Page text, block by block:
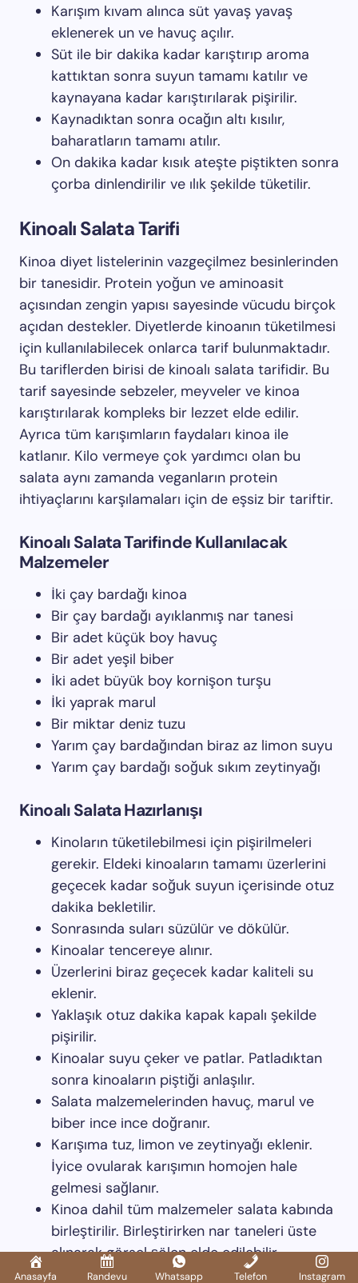
Karışım kıvam alınca süt yavaş yavaş
eklenerek un ve havuç açılır.
Süt ile bir dakika kadar karıştırıp aroma
kattıktan sonra suyun tamamı katılır ve
kaynayana kadar karıştırılarak pişirilir.
Kaynadıktan sonra ocağın altı kısılır,
baharatların tamamı atılır.
On dakika kadar kısık ateşte piştikten sonra
çorba dinlendirilir ve ılık şekilde tüketilir.
Kinoalı Salata Tarifi
Kinoa diyet listelerinin vazgeçilmez besinlerinden
bir tanesidir. Protein yoğun ve aminoasit
açısından zengin yapısı sayesinde vücudu birçok
açıdan destekler. Diyetlerde kinoanın tüketilmesi
için kullanılabilecek onlarca tarif bulunmaktadır.
Bu tariflerden birisi de kinoalı salata tarifidir. Bu
tarif sayesinde sebzeler, meyveler ve kinoa
karıştırılarak kompleks bir lezzet elde edilir.
Ayrıca tüm karışımların faydaları kinoa ile
katlanır. Kilo vermeye çok yardımcı olan bu
salata aynı zamanda veganların protein
ihtiyaçlarını karşılamaları için de eşsiz bir tariftir.
Kinoalı Salata Tarifinde Kullanılacak
Malzemeler
İki çay bardağı kinoa
Bir çay bardağı ayıklanmış nar tanesi
Bir adet küçük boy havuç
Bir adet yeşil biber
İki adet büyük boy kornişon turşu
İki yaprak marul
Bir miktar deniz tuzu
Yarım çay bardağından biraz az limon suyu
Yarım çay bardağı soğuk sıkım zeytinyağı
Kinoalı Salata Hazırlanışı
Kinoların tüketilebilmesi için pişirilmeleri
gerekir. Eldeki kinoaların tamamı üzerlerini
geçecek kadar soğuk suyun içerisinde otuz
dakika bekletilir.
Sonrasında suları süzülür ve dökülür.
Kinoalar tencereye alınır.
Üzerlerini biraz geçecek kadar kaliteli su
eklenir.
Yaklaşık otuz dakika kapak kapalı şekilde
pişirilir.
Kinoalar suyu çeker ve patlar. Patladıktan
sonra kinoaların piştiği anlaşılır.
Salata malzemelerinden havuç, marul ve
biber ince ince doğranır.
Karışıma tuz, limon ve zeytinyağı eklenir.
İyice ovularak karışımın homojen hale
gelmesi sağlanır.
Kinoa dahil tüm malzemeler salata kabında
birleştirilir. Birleştirirken nar taneleri üste
alınarak görsel şölen elde edilebilir.
Anasayfa Randevu Whatsapp Telefon Instagram